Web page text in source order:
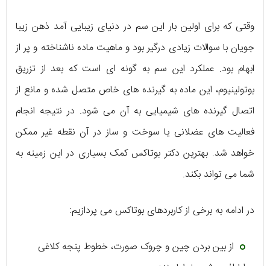
وقتی که برای اولین بار این سم در دنیای زیبایی آمد ذهن زیبا
جویان با سوالات زیادی درگیر بود و ماهیت ماده ناشناخته و پر از
ابهام بود. عملکرد این سم به گونه ای است که بعد از تزریق
بوتولینیوم، این ماده به گیرنده های خاص متصل شده و مانع از
اتصال گیرنده های شیمیایی به آن می شود. در نتیجه انجام
فعالیت های عضلانی یا سوخت و ساز در آن نقطه غیر ممکن
خواهد شد. بهترین دکتر بوتاکس کمک بسیاری در این زمینه به
شما می تواند بکند.
در ادامه به برخی از کاربردهای بوتاکس می پردازیم:
از بین بردن چین و چروک صورت، خطوط پنجه کلاغی